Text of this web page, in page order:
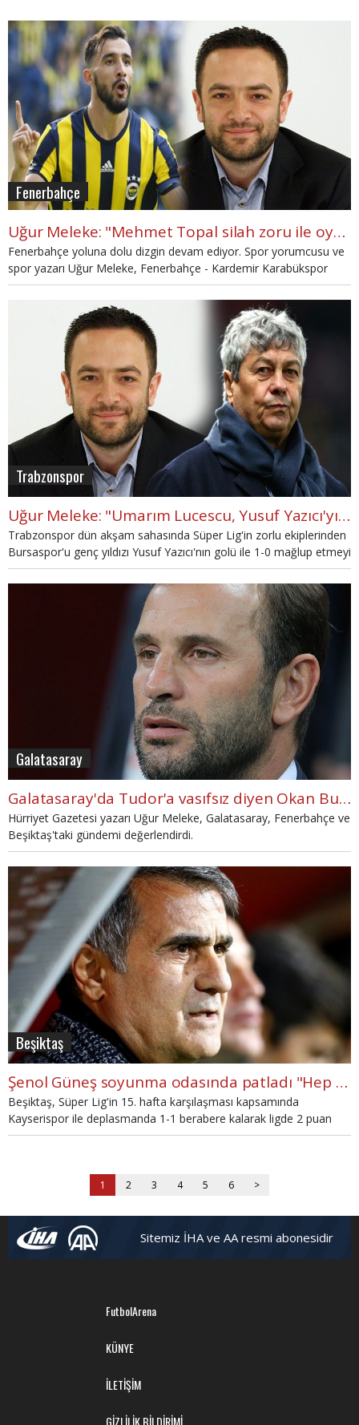
Fenerbahçe
Uğur Meleke: "Mehmet Topal silah zoru ile oynamıyor"
Fenerbahçe yoluna dolu dizgin devam ediyor. Spor yorumcusu ve
spor yazarı Uğur Meleke, Fenerbahçe - Kardemir Karabükspor
mücadelesini köşe yazısında değerlendirdi.
Trabzonspor
Uğur Meleke: "Umarım Lucescu, Yusuf Yazıcı'yı izliyordur"
Trabzonspor dün akşam sahasında Süper Lig'in zorlu ekiplerinden
Bursaspor'u genç yıldızı Yusuf Yazıcı'nın golü ile 1-0 mağlup etmeyi
başardı.
Galatasaray
Galatasaray'da Tudor'a vasıfsız diyen Okan Buruk'a sert eleştiri: 'Çirkinleşti.'
Hürriyet Gazetesi yazarı Uğur Meleke, Galatasaray, Fenerbahçe ve
Beşiktaş'taki gündemi değerlendirdi.
Beşiktaş
Şenol Güneş soyunma odasında patladı "Hep kağıt üzerinde.."
Beşiktaş, Süper Lig'in 15. hafta karşılaşması kapsamında
Kayserispor ile deplasmanda 1-1 berabere kalarak ligde 2 puan
daha bıraktı.
1 2 3 4 5 6 >
Sitemiz İHA ve AA resmi abonesidir
FutbolArena
KÜNYE
İLETİŞİM
GİZLİLİK BİLDİRİMİ